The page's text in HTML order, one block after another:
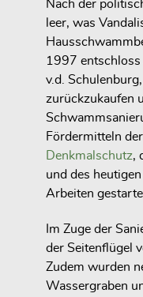
Nach der
leer, was
1997 entschloss
v.d.
zurückzukaufen
Fördermitteln der
Denkmalschutz,
und des
Arbeiten
Im Zuge der
der Seitenflügel
Zudem wurden
Wassergraben